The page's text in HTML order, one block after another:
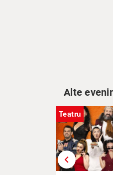
Alte
chevron_left
Teatru